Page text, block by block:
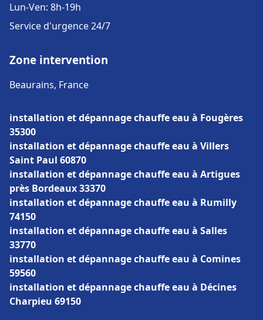
Lun-Ven: 8h-19h
Service d'urgence 24/7
Zone intervention
Beaurains, France
installation et dépannage chauffe eau à Fougères
35300
installation et dépannage chauffe eau à Villers
Saint Paul 60870
installation et dépannage chauffe eau à Artigues
près Bordeaux 33370
installation et dépannage chauffe eau à Rumilly
74150
installation et dépannage chauffe eau à Salles
33770
installation et dépannage chauffe eau à Comines
59560
installation et dépannage chauffe eau à Décines
Charpieu 69150